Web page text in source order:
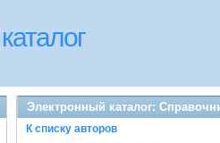
Электронный каталог:
К списку авторов